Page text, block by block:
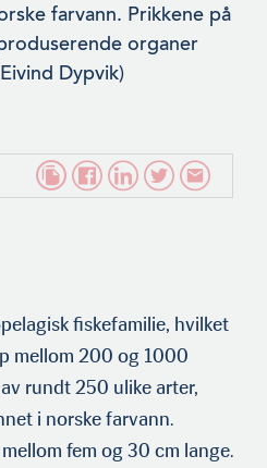
farvann. Prikkene på
organer
Dypvik)
fiskefamilie, hvilket
mellom 200 og 1000
rundt 250 ulike arter,
i norske far­vann.
fem og 30 cm lange.